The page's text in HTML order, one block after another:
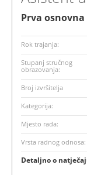
Prva
Rok trajanja:
Stupanj stručnog
obrazovanja:
Broj izvršitelja
Kategorija:
Mjesto rada:
Vrsta radnog odnosa:
Detaljno o